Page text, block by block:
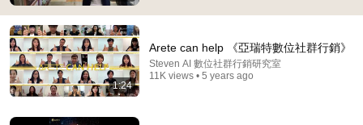
1:24
Arete can help 《亞瑞特數位社群行銷》
Steven AI 數位社群行銷研究室
11K views • 5 years ago